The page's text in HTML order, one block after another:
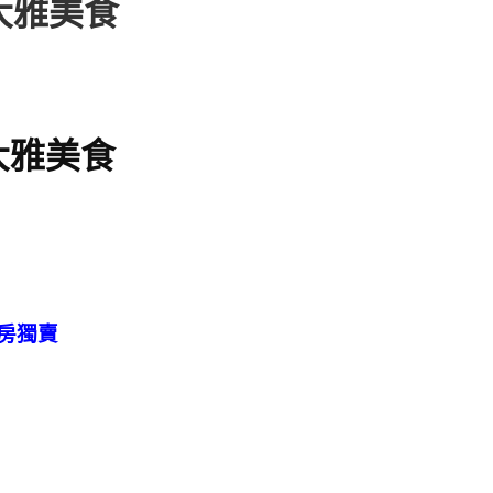
雅美食
美食
獨賣